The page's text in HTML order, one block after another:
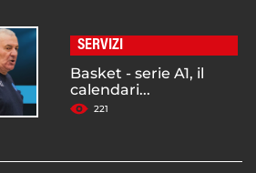
SERVIZI
Basket - serie A1, il
calendari...
221